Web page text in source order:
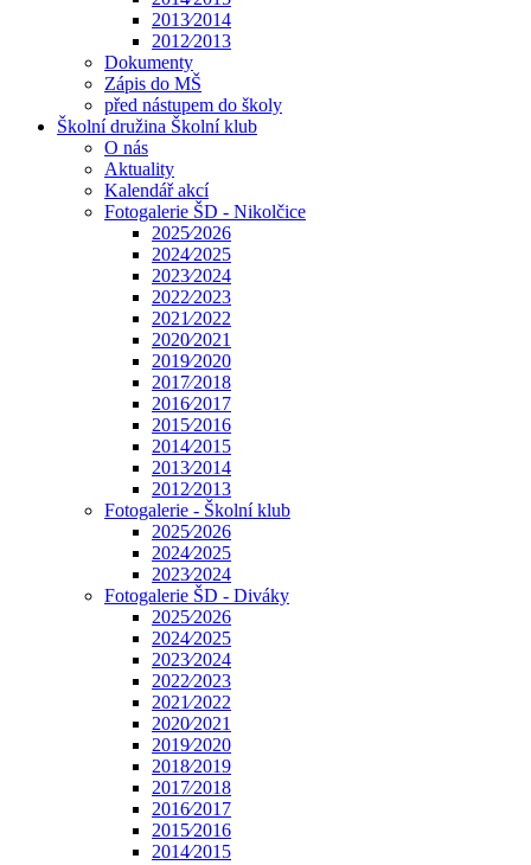
2013⁄2014
2012⁄2013
Dokumenty
Zápis do MŠ
před nástupem do školy
Školní družina Školní klub
O nás
Aktuality
Kalendář akcí
Fotogalerie ŠD - Nikolčice
2025⁄2026
2024⁄2025
2023⁄2024
2022⁄2023
2021⁄2022
2020⁄2021
2019⁄2020
2017⁄2018
2016⁄2017
2015⁄2016
2014⁄2015
2013⁄2014
2012⁄2013
Fotogalerie - Školní klub
2025⁄2026
2024⁄2025
2023⁄2024
Fotogalerie ŠD - Diváky
2025⁄2026
2024⁄2025
2023⁄2024
2022⁄2023
2021⁄2022
2020⁄2021
2019⁄2020
2018⁄2019
2017⁄2018
2016⁄2017
2015⁄2016
2014⁄2015